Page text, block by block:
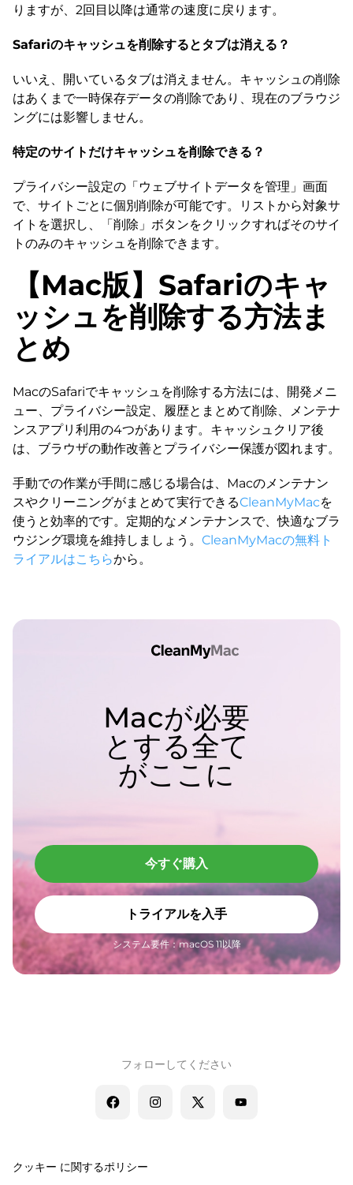
りますが、2回目以降は通常の速度に戻ります。
Safariのキャッシュを削除するとタブは消える？
いいえ、開いているタブは消えません。キャッシュの削除
はあくまで一時保存データの削除であり、現在のブラウジ
ングには影響しません。
特定のサイトだけキャッシュを削除できる？
プライバシー設定の「ウェブサイトデータを管理」画面
で、サイトごとに個別削除が可能です。リストから対象サ
イトを選択し、「削除」ボタンをクリックすればそのサイ
トのみのキャッシュを削除できます。
【Mac版】Safariのキャ
ッシュを削除する方法ま
とめ
MacのSafariでキャッシュを削除する方法には、開発メニ
ュー、プライバシー設定、履歴とまとめて削除、メンテナ
ンスアプリ利用の4つがあります。キャッシュクリア後
は、ブラウザの動作改善とプライバシー保護が図れます。
手動での作業が手間に感じる場合は、Macのメンテナン
スやクリーニングがまとめて実行できるCleanMyMacを
使うと効率的です。定期的なメンテナンスで、快適なブラ
ウジング環境を維持しましょう。 CleanMyMacの無料ト
ライアルはこちらから。
Macが必要
とする全て
がここに
今すぐ購入
トライアルを入手
システム要件：macOS 11以降
クッキー に関するポリシー
フォローしてください